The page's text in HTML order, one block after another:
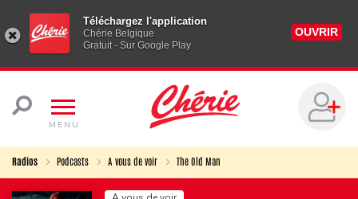
Téléchargez l'application
Chérie Belgique
Gratuit - Sur Google Play
OUVRIR
MENU
Radios Podcasts A vous de voir The Old Man